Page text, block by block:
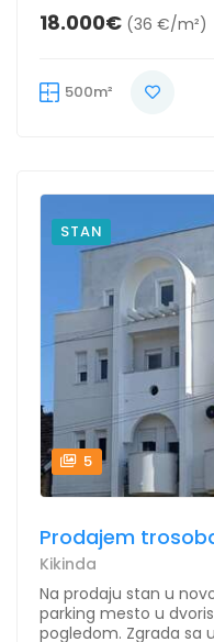
18.000€ (36 €/m²)
500m²
STAN
5
Prodajem
Kikinda
Na prodaju stan u
parking mesto u
pogledom. Zgrada sa